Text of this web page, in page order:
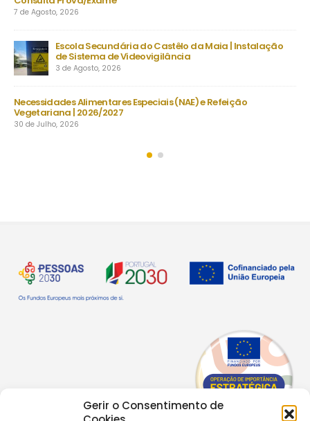
Gerir o Consentimento de
| Instalação Despacho Normativo n.º 8-B/2026 | Época
setembro | Exames finais nacionais ensino
23 de Julho, 2026
Manuais Escolares 2026/27 | Vouchers e manuais
22 de Julho, 2026